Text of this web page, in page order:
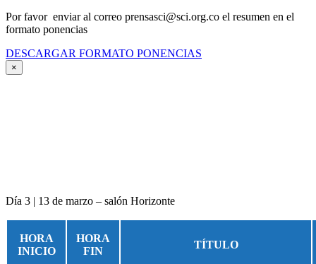
Por favor enviar al correo prensasci@sci.org.co el resumen en el
formato ponencias
DESCARGAR FORMATO PONENCIAS
×
Día 3 | 13 de marzo – salón Horizonte
HORA
INICIO
HORA
FIN
TÍTULO